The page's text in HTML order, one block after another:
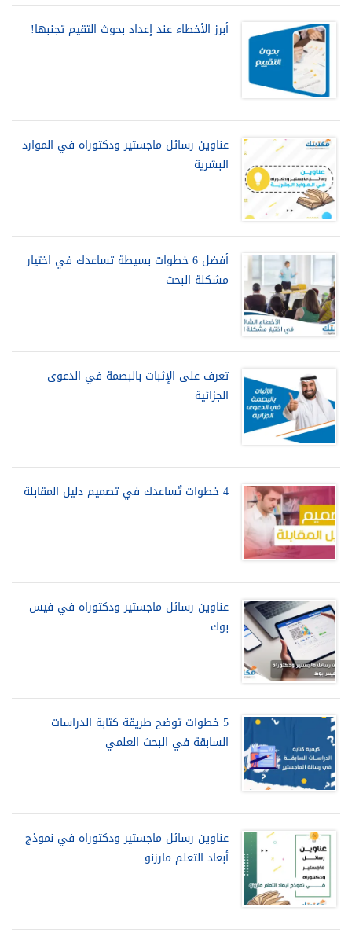
أبرز الأخطاء عند إعداد بحوث التقيم تجنبها!
عناوين رسائل ماجستير ودكتوراه في الموارد
البشرية
أفضل 6 خطوات بسيطة تساعدك في اختيار
مشكلة البحث
تعرف على الإثبات بالبصمة في الدعوى
الجزائية
4 خطوات تٌساعدك في تصميم دليل المقابلة
عناوين رسائل ماجستير ودكتوراه في فيس
بوك
5 خطوات توضح طريقة كتابة الدراسات
السابقة في البحث العلمي
عناوين رسائل ماجستير ودكتوراه في نموذج
أبعاد التعلم مارزنو